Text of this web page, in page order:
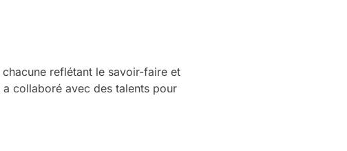
reflétant le savoir-faire et
collaboré avec des talents pour